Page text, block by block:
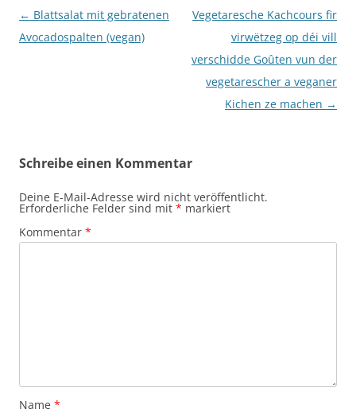
Beitragsnavigation
← Blattsalat mit gebratenen
Avocadospalten (vegan)
Vegetaresche Kachcours fir
virwëtzeg op déi vill
verschidde Goûten vun der
vegetarescher a veganer
Kichen ze machen →
Schreibe einen Kommentar
Deine E-Mail-Adresse wird nicht veröffentlicht.
Erforderliche Felder sind mit * markiert
Kommentar *
Name *